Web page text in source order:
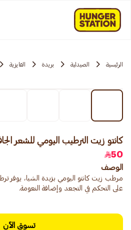
الرئيسية الصيدلية بريدة الفايزية
كانتو زيت الترطيب اليومي للشعر الجاف
50
الوصف
مرطب زيت كانتو اليومي بزبدة الشيا، يوفر
على التحكم في التجعد وإضافة النعومة.
تسوق الآن